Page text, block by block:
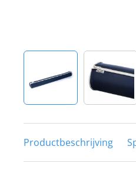
Productbeschrijving